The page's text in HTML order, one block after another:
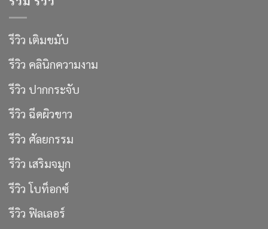
รีวิว เติมขมับ
รีวิว คลินิกความงาม
รีวิว ปากกระจับ
รีวิว ฉีดผิวขาว
รีวิว ศัลยกรรม
รีวิว เสริมจมูก
รีวิว โบท็อกซ์
รีวิว ฟิลเลอร์